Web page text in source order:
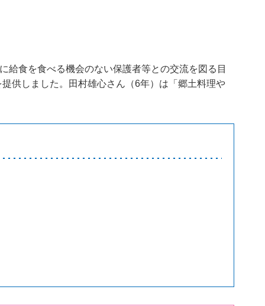
給食を食べる機会のない保護者等との交流を図る目
供しました。田村雄心さん（6年）は「郷土料理や